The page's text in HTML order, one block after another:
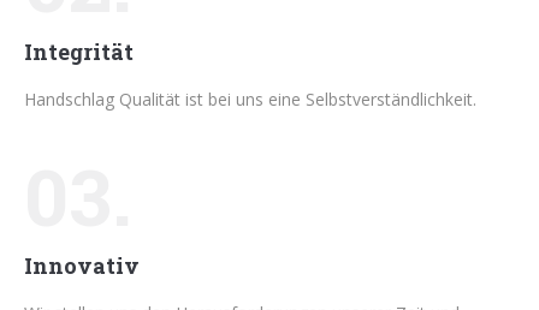
Integrität
Handschlag Qualität ist bei uns eine Selbstverständlichkeit.
Innovativ